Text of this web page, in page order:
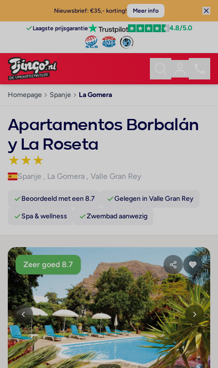
Nieuwsbrief: €35,- korting! Meer info
Laagste prijsgarantie 4.8/5.0
Homepage Spanje La Gomera
Apartamentos Borbalán
y La Roseta
★★★
Spanje , La Gomera , Valle Gran Rey
Beoordeeld met een 8.7 Gelegen in Valle Gran Rey
Spa & wellness Zwembad aanwezig
Zeer goed 8.7